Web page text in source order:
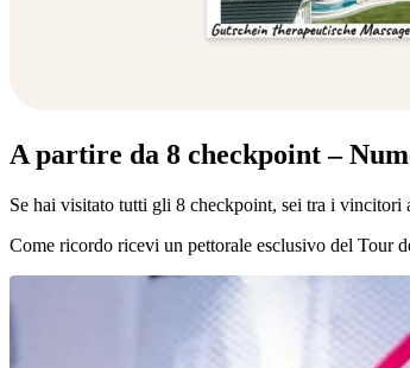
A partire da 8 checkpoint –
Se hai visitato tutti gli 8 checkpoint, sei tra i vincitori
Come ricordo ricevi un pettorale esclusivo del Tour